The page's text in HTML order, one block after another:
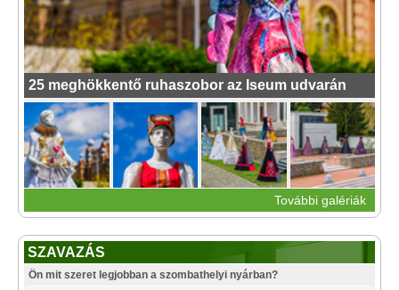
25 meghökkentő ruhaszobor az Iseum udvarán
További galériák
SZAVAZÁS
Ön mit szeret legjobban a szombathelyi nyárban?